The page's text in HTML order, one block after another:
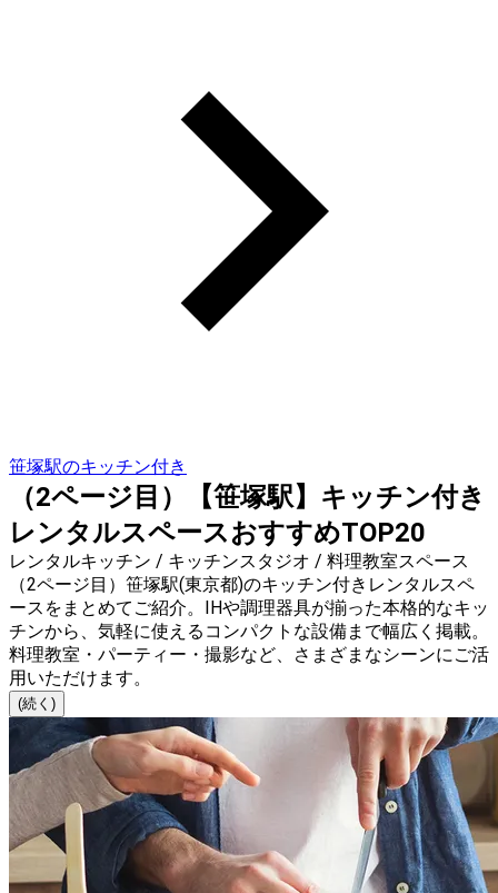
笹塚駅のキッチン付き
（2ページ目）【笹塚駅】キッチン付き
レンタルスペースおすすめTOP20
レンタルキッチン / キッチンスタジオ / 料理教室スペース
（2ページ目）笹塚駅(東京都)のキッチン付きレンタルスペ
ースをまとめてご紹介。IHや調理器具が揃った本格的なキッ
チンから、気軽に使えるコンパクトな設備まで幅広く掲載。
料理教室・パーティー・撮影など、さまざまなシーンにご活
用いただけます。
(続く)